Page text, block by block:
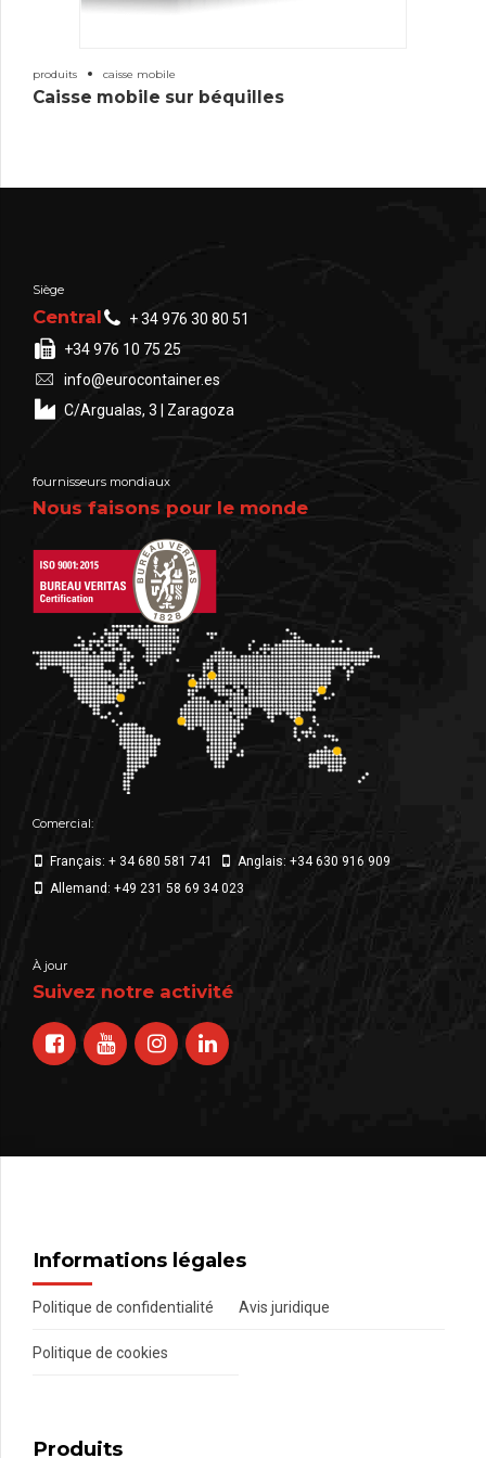
produits caisse mobile
Caisse mobile sur béquilles
Siège
Central
+ 34 976 30 80 51
+34 976 10 75 25
info@eurocontainer.es
C/Argualas, 3 | Zaragoza
fournisseurs mondiaux
Nous faisons pour le monde
Comercial:
Français: + 34 680 581 741
Anglais: +34 630 916 909
Allemand: +49 231 58 69 34 023
À jour
Suivez notre activité
Informations légales
Politique de confidentialité Avis juridique
Politique de cookies
Produits